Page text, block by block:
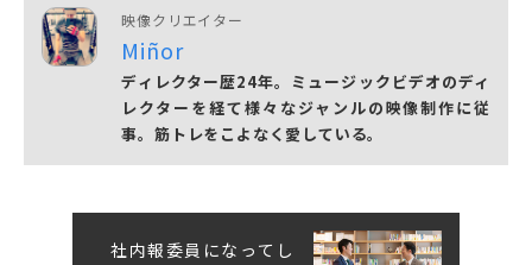
映像クリエイター
Miñor
ディレクター歴24年。ミュージックビデオのディ
レクターを経て様々なジャンルの映像制作に従
事。筋トレをこよなく愛している。
社内報委員になってし